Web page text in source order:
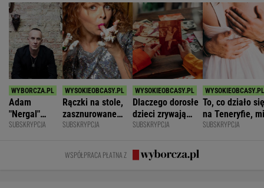
Adam
"Nergal"
Darski: Ja
SUBSKRYPCJA
Rączki na stole,
zasznurowane
usta. Byłam
dużej dyscyplinie
SUBSKRYPCJA
Dlaczego dorosłe
dzieci zrywają
kontakt z
SUBSKRYPCJA
To, co działo się
na Teneryfie, mi
się należało.
SUBSKRYPCJA
WSPÓŁPRACA PŁATNA Z